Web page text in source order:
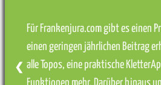
Für Frankenjura.com gibt es einen
einen geringen jährlichen Beitrag
alle Topos, eine praktische
❮